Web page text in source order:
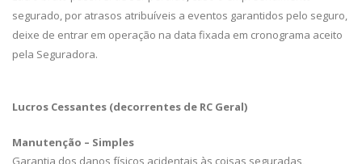
segurado, por atrasos atribuíveis a eventos garantidos pelo seguro,
deixe de entrar em operação na data fixada em cronograma aceito
pela Seguradora.
Lucros Cessantes (decorrentes de RC Geral)
Manutenção – Simples
Garantia dos danos físicos acidentais às coisas seguradas,